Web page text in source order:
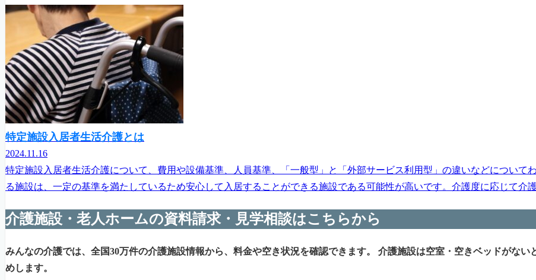
特定施設入居者生活介護とは
2024.11.16
特定施設入居者生活介護について、費用や設備基準、人員基準、「一般型」と「外部サービス利用型」の違いなどについて
る施設は、一定の基準を満たしているため安心して入居することができる施設である可能性が高いです。介護度に応じて介
介護施設・老人ホームの資料請求・見学相談はこちらから
みんなの介護では、全国30万件の介護施設情報から、料金や空き状況を確認できます。
介護施設は空室・空きベッドがない
めします。